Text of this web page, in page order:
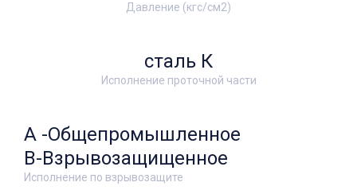
Давление (кгс/см2)
Исполнение проточной части
сталь К
Исполнение по взрывозащите
А -Общепромышленное
В-Взрывозащищенное